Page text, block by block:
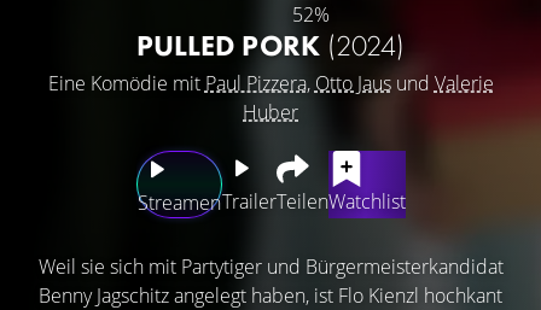
52%
PULLED PORK (2024)
Eine Komödie mit Paul Pizzera, Otto Jausund Valerie
Huber
StreamenTrailerTeilenWatchlist
Weil sie sich mit Partytiger und Bürgermeisterkandidat
Benny Jagschitz angelegt haben, ist Flo Kienzl hochkant